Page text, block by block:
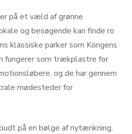
på et væld af grønne
og besøgende kan finde ro
klassiske parker som Kongens
fungerer som trækplastre for
og de har gennem
mødesteder for
på en bølge af nytænkning,